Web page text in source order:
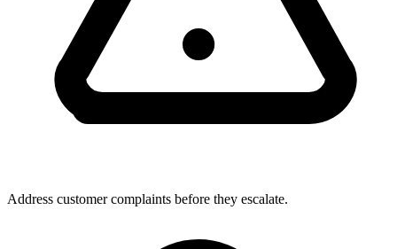
Address customer complaints before they escalate.